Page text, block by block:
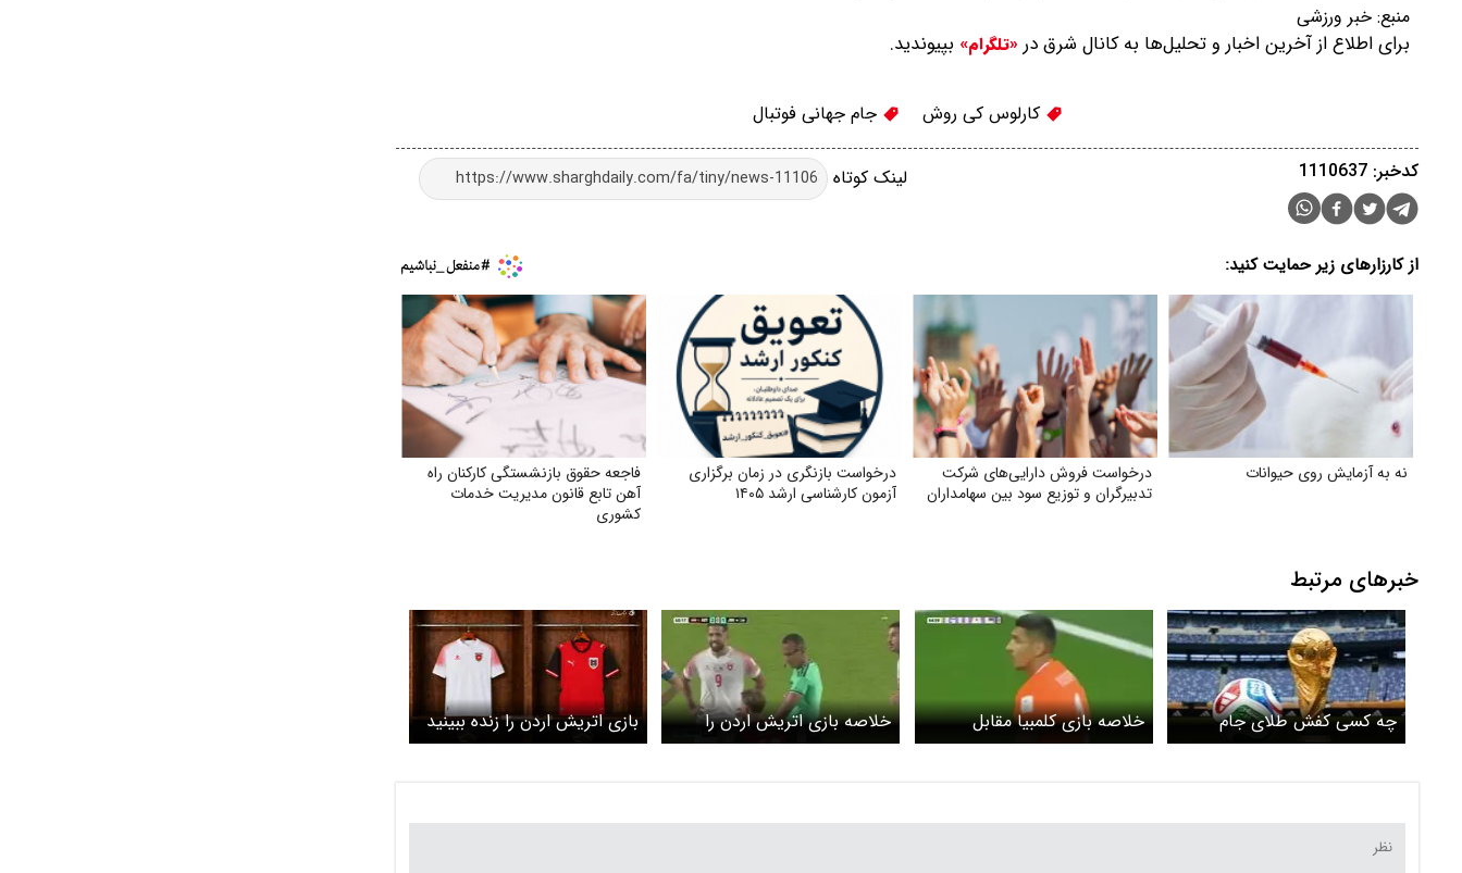
منبع: خبر ورزشی
برای اطلاع از آخرین اخبار و تحلیل‌ها به کانال شرق در «تلگرام» بپیوندید.
کارلوس کی روش جام جهانی فوتبال
لینک کوتاه کدخبر: 1110637
از کارزارهای زیر حمایت کنید:
نه به آزمایش روی حیوانات
درخواست فروش دارایی‌های شرکت
تدبیرگران و توزیع سود بین سهامداران
درخواست بازنگری در زمان برگزاری
آزمون کارشناسی ارشد ۱۴۰۵
فاجعه حقوق بازنشستگی کارکنان راه
آهن تابع قانون مدیریت خدمات
کشوری
خبرهای مرتبط
چه کسی کفش طلای جام
جهانی ۲۰۲۶ را با خود به خانه
خلاصه بازی کلمبیا مقابل
ازبکستان را ببینید + ویدیو
خلاصه بازی اتریش اردن را
ببینید + ویدیو
بازی اتریش اردن را زنده ببینید
+ لینک